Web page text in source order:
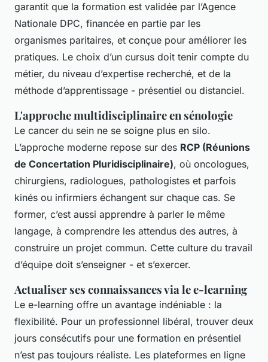
garantit que la formation est validée par l’Agence
Nationale DPC, financée en partie par les
organismes paritaires, et conçue pour améliorer les
pratiques. Le choix d’un cursus doit tenir compte du
métier, du niveau d’expertise recherché, et de la
méthode d’apprentissage - présentiel ou distanciel.
L'approche multidisciplinaire en sénologie
Le cancer du sein ne se soigne plus en silo.
L’approche moderne repose sur des RCP (Réunions
de Concertation Pluridisciplinaire), où oncologues,
chirurgiens, radiologues, pathologistes et parfois
kinés ou infirmiers échangent sur chaque cas. Se
former, c’est aussi apprendre à parler le même
langage, à comprendre les attendus des autres, à
construire un projet commun. Cette culture du travail
d’équipe doit s’enseigner - et s’exercer.
Actualiser ses connaissances via le e-learning
Le e-learning offre un avantage indéniable : la
flexibilité. Pour un professionnel libéral, trouver deux
jours consécutifs pour une formation en présentiel
n’est pas toujours réaliste. Les plateformes en ligne